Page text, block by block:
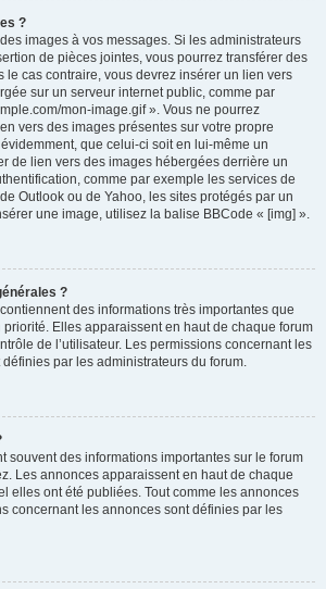
?
images à vos messages. Si les administrateurs
de pièces jointes, vous pourrez transférer des
le cas contraire, vous devrez insérer un lien vers
sur un serveur internet public, comme par
mon-image.gif ». Vous ne pourrez
vers des images présentes sur votre propre
que celui-ci soit en lui-même un
de lien vers des images hébergées derrière un
comme par exemple les services de
Outlook ou de Yahoo, les sites protégés par un
une image, utilisez la balise BBCode « [img] ».
?
des informations très importantes que
Elles apparaissent en haut de chaque forum
de l’utilisateur. Les permissions concernant les
par les administrateurs du forum.
souvent des informations importantes sur le forum
Les annonces apparaissent en haut de chaque
elles ont été publiées. Tout comme les annonces
concernant les annonces sont définies par les